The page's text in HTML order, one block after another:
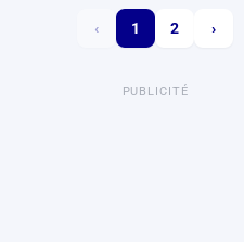
‹ 1 2 ›
PUBLICITÉ